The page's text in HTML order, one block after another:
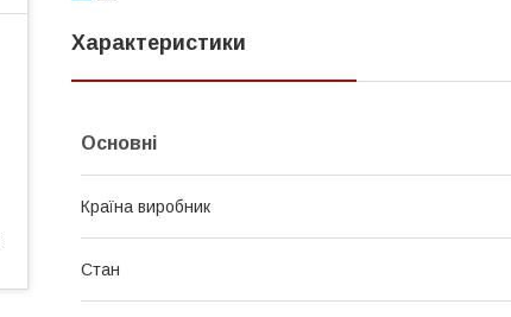
Характеристики
Основні
Країна виробник
Стан